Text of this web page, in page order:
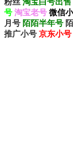
号 淘宝老号 微信
月号 陌陌半年号
推广小号 京东小号